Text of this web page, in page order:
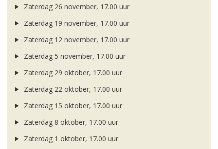
Zaterdag 26 november, 17.00 uur
Zaterdag 19 november, 17.00 uur
Zaterdag 12 november, 17.00 uur
Zaterdag 5 november, 17.00 uur
Zaterdag 29 oktober, 17.00 uur
Zaterdag 22 oktober, 17.00 uur
Zaterdag 15 oktober, 17.00 uur
Zaterdag 8 oktober, 17.00 uur
Zaterdag 1 oktober, 17.00 uur